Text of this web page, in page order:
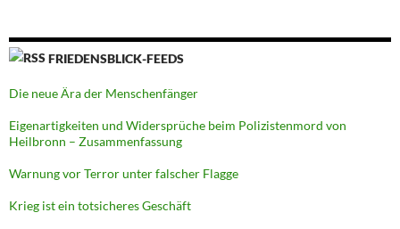
FRIEDENSBLICK-FEEDS
Die neue Ära der Menschenfänger
Eigenartigkeiten und Widersprüche beim Polizistenmord von
Heilbronn – Zusammenfassung
Warnung vor Terror unter falscher Flagge
Krieg ist ein totsicheres Geschäft